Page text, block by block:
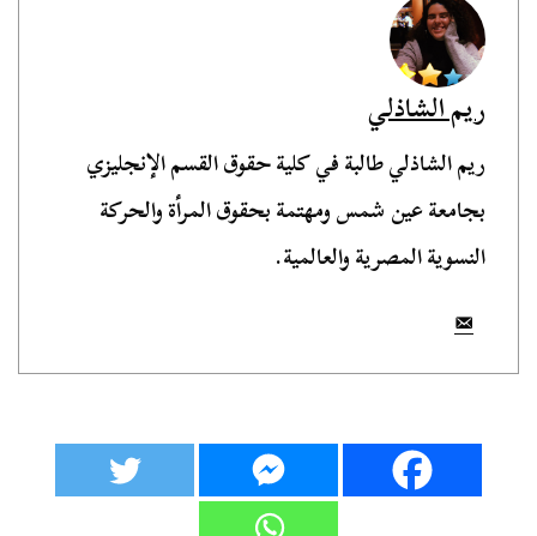
ريم الشاذلي
ريم الشاذلي طالبة في كلية حقوق القسم الإنجليزي
بجامعة عين شمس ومهتمة بحقوق المرأة والحركة
النسوية المصرية والعالمية.